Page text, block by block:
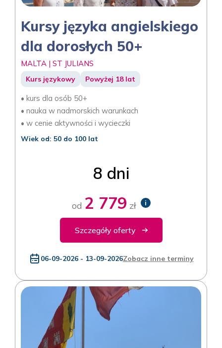
Kursy języka angielskiego
dla dorosłych 50+
MALTA | ST JULIANS
Kurs językowy Powyżej 18 lat
• kurs dla osób 50+
• nauka w nadmorskich warunkach
• w cenie aktywności i wycieczki
Wiek od: 50 do 100 lat
8 dni
od 2 779 zł i
Szczegóły oferty
06-09-2026 - 13-09-2026Zobacz inne terminy